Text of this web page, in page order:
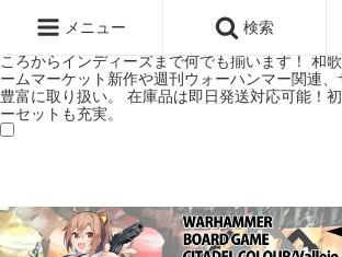
ミアムショップTORAYAMA。通販・オンライン
ハンマーとボードゲームのことなら当店へ！ボー
ころからインディーズまで何でも揃います！ 和
ームマーケット新作や週刊ウォーハンマー関連
豊富に取り扱い。 在庫品は即日発送対応可能！
ーセットも充実。
メニュー 検索